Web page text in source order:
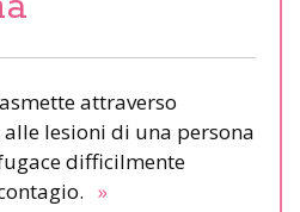
attraverso
lesioni di una persona
difficilmente
»